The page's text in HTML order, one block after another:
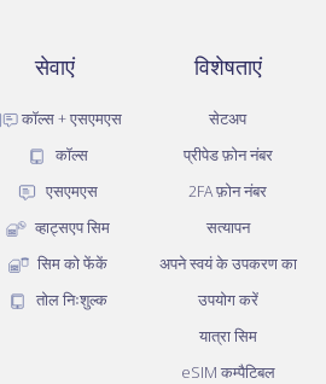
सेवाएं
कॉल्स + एसएमएस
कॉल्स
एसएमएस
व्हाट्सएप सिम
सिम को फेंकें
तोल निःशुल्क
विशेषताएं
सेटअप
प्रीपेड फ़ोन नंबर
2FA फ़ोन नंबर
सत्यापन
अपने स्वयं के उपकरण का
उपयोग करें
यात्रा सिम
eSIM कम्पैटिबल